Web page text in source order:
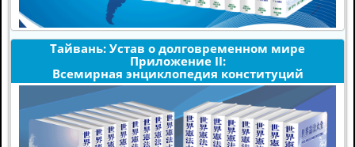
Тайвань: Устав о долговременном мире
Приложение II:
Всемирная энциклопедия конституций